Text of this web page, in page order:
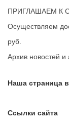
ПРИГЛАШАЕМ К
Осуществляем
руб.
Архив новостей и
Наша страница
Ссылки сайта